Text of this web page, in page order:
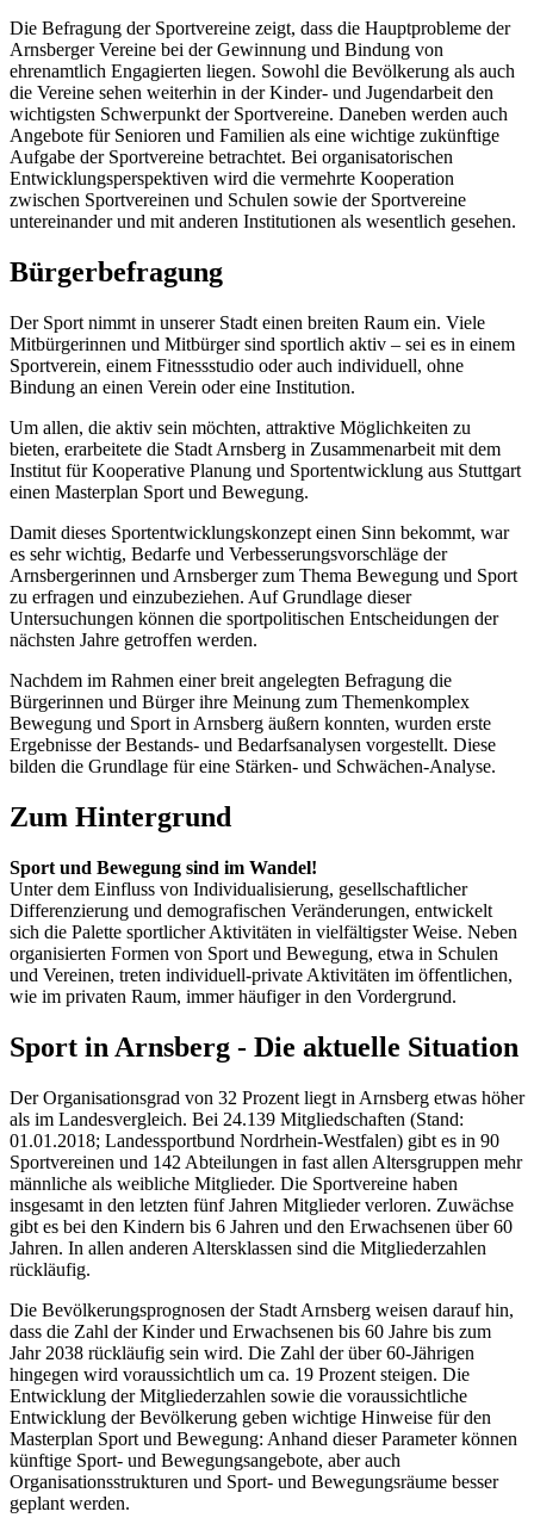
Die Befragung der Sportvereine zeigt, dass die Hauptprobleme der
Arnsberger Vereine bei der Gewinnung und Bindung von
ehrenamtlich Engagierten liegen. Sowohl die Bevölkerung als auch
die Vereine sehen weiterhin in der Kinder- und Jugendarbeit den
wichtigsten Schwerpunkt der Sportvereine. Daneben werden auch
Angebote für Senioren und Familien als eine wichtige zukünftige
Aufgabe der Sportvereine betrachtet. Bei organisatorischen
Entwicklungsperspektiven wird die vermehrte Kooperation
zwischen Sportvereinen und Schulen sowie der Sportvereine
untereinander und mit anderen Institutionen als wesentlich gesehen.
Bürgerbefragung
Der Sport nimmt in unserer Stadt einen breiten Raum ein. Viele
Mitbürgerinnen und Mitbürger sind sportlich aktiv – sei es in einem
Sportverein, einem Fitnessstudio oder auch individuell, ohne
Bindung an einen Verein oder eine Institution.
Um allen, die aktiv sein möchten, attraktive Möglichkeiten zu
bieten, erarbeitete die Stadt Arnsberg in Zusammenarbeit mit dem
Institut für Kooperative Planung und Sportentwicklung aus Stuttgart
einen Masterplan Sport und Bewegung.
Damit dieses Sportentwicklungskonzept einen Sinn bekommt, war
es sehr wichtig, Bedarfe und Verbesserungsvorschläge der
Arnsbergerinnen und Arnsberger zum Thema Bewegung und Sport
zu erfragen und einzubeziehen. Auf Grundlage dieser
Untersuchungen können die sportpolitischen Entscheidungen der
nächsten Jahre getroffen werden.
Nachdem im Rahmen einer breit angelegten Befragung die
Bürgerinnen und Bürger ihre Meinung zum Themenkomplex
Bewegung und Sport in Arnsberg äußern konnten, wurden erste
Ergebnisse der Bestands- und Bedarfsanalysen vorgestellt. Diese
bilden die Grundlage für eine Stärken- und Schwächen-Analyse.
Zum Hintergrund
Sport und Bewegung sind im Wandel!
Unter dem Einfluss von Individualisierung, gesellschaftlicher
Differenzierung und demografischen Veränderungen, entwickelt
sich die Palette sportlicher Aktivitäten in vielfältigster Weise. Neben
organisierten Formen von Sport und Bewegung, etwa in Schulen
und Vereinen, treten individuell-private Aktivitäten im öffentlichen,
wie im privaten Raum, immer häufiger in den Vordergrund.
Sport in Arnsberg - Die aktuelle Situation
Der Organisationsgrad von 32 Prozent liegt in Arnsberg etwas höher
als im Landesvergleich. Bei 24.139 Mitgliedschaften (Stand:
01.01.2018; Landessportbund Nordrhein-Westfalen) gibt es in 90
Sportvereinen und 142 Abteilungen in fast allen Altersgruppen mehr
männliche als weibliche Mitglieder. Die Sportvereine haben
insgesamt in den letzten fünf Jahren Mitglieder verloren. Zuwächse
gibt es bei den Kindern bis 6 Jahren und den Erwachsenen über 60
Jahren. In allen anderen Altersklassen sind die Mitgliederzahlen
rückläufig.
Die Bevölkerungsprognosen der Stadt Arnsberg weisen darauf hin,
dass die Zahl der Kinder und Erwachsenen bis 60 Jahre bis zum
Jahr 2038 rückläufig sein wird. Die Zahl der über 60-Jährigen
hingegen wird voraussichtlich um ca. 19 Prozent steigen. Die
Entwicklung der Mitgliederzahlen sowie die voraussichtliche
Entwicklung der Bevölkerung geben wichtige Hinweise für den
Masterplan Sport und Bewegung: Anhand dieser Parameter können
künftige Sport- und Bewegungsangebote, aber auch
Organisationsstrukturen und Sport- und Bewegungsräume besser
geplant werden.